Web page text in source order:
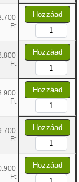
Ft
Hozzáad
Ft
Hozzáad
Ft
Hozzáad
Ft
Hozzáad
Ft
Hozzáad